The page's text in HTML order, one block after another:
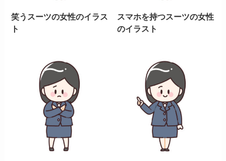
笑うスーツの女性のイラス
ト
スマホを持つスーツの女性
のイラスト